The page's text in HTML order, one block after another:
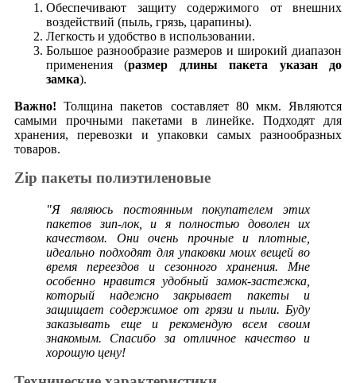
Обеспечивают защиту содержимого от внешних
воздействий (пыль, грязь, царапины).
Легкость и удобство в использовании.
Большое разнообразие размеров и широкий диапазон
применения (размер длины пакета указан до
замка).
Важно!Толщина пакетов составляет 80 мкм. Являются
самыми прочными пакетами в линейке. Подходят для
хранения, перевозки и упаковки самых разнообразных
товаров.
Zip пакеты полиэтиленовые
"Я являюсь постоянным покупателем этих
пакетов зип-лок, и я полностью доволен их
качеством. Они очень прочные и плотные,
идеально подходят для упаковки моих вещей во
время переездов и сезонного хранения. Мне
особенно нравится удобный замок-застежка,
который надежно закрывает пакеты и
защищает содержимое от грязи и пыли. Буду
заказывать еще и рекомендую всем своим
знакомым. Спасибо за отличное качество и
хорошую цену!